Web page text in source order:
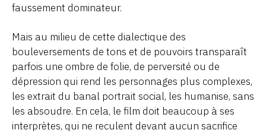
faussement dominateur.
Mais au milieu de cette dialectique des
bouleversements de tons et de pouvoirs transparaît
parfois une ombre de folie, de perversité ou de
dépression qui rend les personnages plus complexes,
les extrait du banal portrait social, les humanise, sans
les absoudre. En cela, le film doit beaucoup à ses
interprètes, qui ne reculent devant aucun sacrifice